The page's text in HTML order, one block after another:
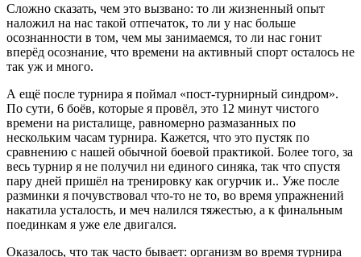
Сложно сказать, чем это вызвано: то ли жизненный опыт
наложил на нас такой отпечаток, то ли у нас больше
осознанности в том, чем мы занимаемся, то ли нас гонит
вперёд осознание, что времени на активный спорт осталось не
так уж и много.
А ещё после турнира я поймал «пост-турнирный синдром».
По сути, 6 боёв, которые я провёл, это 12 минут чистого
времени на ристалище, равномерно размазанных по
нескольким часам турнира. Кажется, что это пустяк по
сравнению с нашей обычной боевой практикой. Более того, за
весь турнир я не получил ни единого синяка, так что спустя
пару дней пришёл на тренировку как огурчик и.. Уже после
разминки я почувствовал что-то не то, во время упражнений
накатила усталость, и меч налился тяжестью, а к финальным
поединкам я уже еле двигался.
Оказалось, что так часто бывает: организм во время турнира